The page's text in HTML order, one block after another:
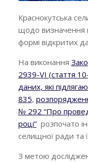
Краснокутська
щодо визначення
формі відкритих
На виконання
2939-VI (стаття
даних, які
835,
№ 292 “Про
році”розпочато
селищної ради та
З метою